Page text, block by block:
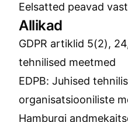
Eelsatted peavad
Allikad
GDPR artiklid 5(2),
tehnilised meetmed
EDPB: Juhised
organisatsiooniliste
Hamburgi